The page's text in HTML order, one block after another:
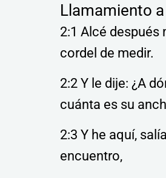
Llamamiento
2:1 Alcé después
cordel de medir.
2:2 Y le dije: ¿A
cuánta es su
2:3 Y he aquí,
encuentro,